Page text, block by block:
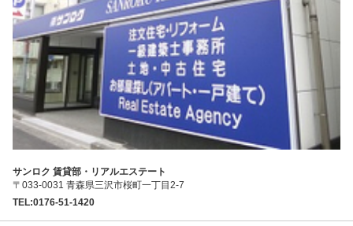
サンロク 賃貸部・リアルエステート
〒033-0031 青森県三沢市桜町一丁目2-7
TEL:0176-51-1420